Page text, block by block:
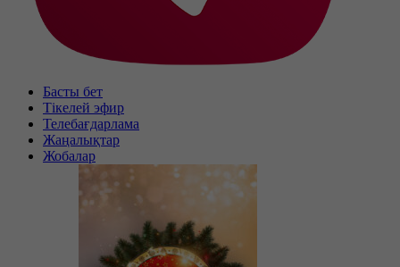
Басты бет
Тікелей эфир
Телебағдарлама
Жаңалықтар
Жобалар